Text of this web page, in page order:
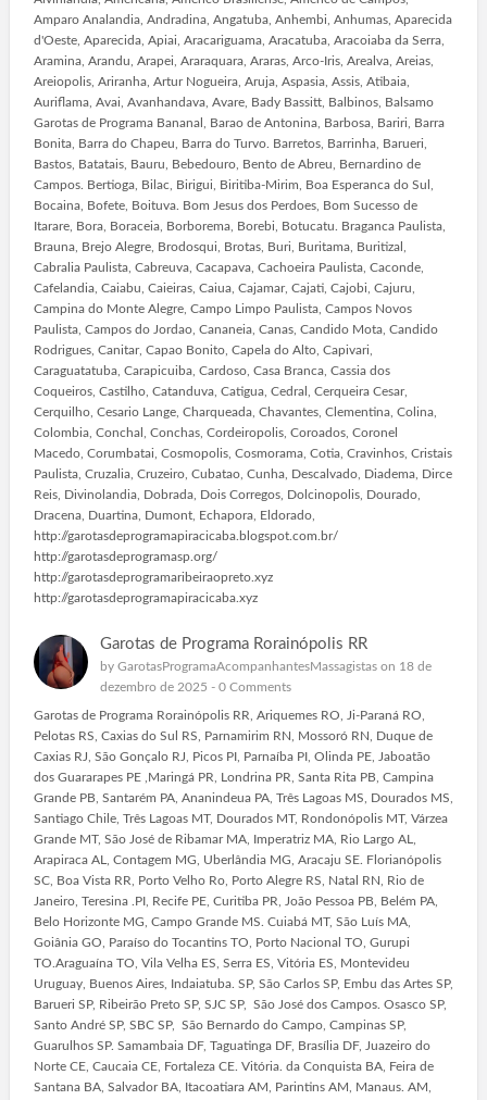
Amparo Analandia, Andradina, Angatuba, Anhembi, Anhumas, Aparecida
d'Oeste, Aparecida, Apiai, Aracariguama, Aracatuba, Aracoiaba da Serra,
Aramina, Arandu, Arapei, Araraquara, Araras, Arco-Iris, Arealva, Areias,
Areiopolis, Ariranha, Artur Nogueira, Aruja, Aspasia, Assis, Atibaia,
Auriflama, Avai, Avanhandava, Avare, Bady Bassitt, Balbinos, Balsamo
Garotas de Programa Bananal, Barao de Antonina, Barbosa, Bariri, Barra
Bonita, Barra do Chapeu, Barra do Turvo. Barretos, Barrinha, Barueri,
Bastos, Batatais, Bauru, Bebedouro, Bento de Abreu, Bernardino de
Campos. Bertioga, Bilac, Birigui, Biritiba-Mirim, Boa Esperanca do Sul,
Bocaina, Bofete, Boituva. Bom Jesus dos Perdoes, Bom Sucesso de
Itarare, Bora, Boraceia, Borborema, Borebi, Botucatu. Braganca Paulista,
Brauna, Brejo Alegre, Brodosqui, Brotas, Buri, Buritama, Buritizal,
Cabralia Paulista, Cabreuva, Cacapava, Cachoeira Paulista, Caconde,
Cafelandia, Caiabu, Caieiras, Caiua, Cajamar, Cajati, Cajobi, Cajuru,
Campina do Monte Alegre, Campo Limpo Paulista, Campos Novos
Paulista, Campos do Jordao, Cananeia, Canas, Candido Mota, Candido
Rodrigues, Canitar, Capao Bonito, Capela do Alto, Capivari,
Caraguatatuba, Carapicuiba, Cardoso, Casa Branca, Cassia dos
Coqueiros, Castilho, Catanduva, Catigua, Cedral, Cerqueira Cesar,
Cerquilho, Cesario Lange, Charqueada, Chavantes, Clementina, Colina,
Colombia, Conchal, Conchas, Cordeiropolis, Coroados, Coronel
Macedo, Corumbatai, Cosmopolis, Cosmorama, Cotia, Cravinhos, Cristais
Paulista, Cruzalia, Cruzeiro, Cubatao, Cunha, Descalvado, Diadema, Dirce
Reis, Divinolandia, Dobrada, Dois Corregos, Dolcinopolis, Dourado,
Dracena, Duartina, Dumont, Echapora, Eldorado,
http://garotasdeprogramapiracicaba.blogspot.com.br/
http://garotasdeprogramasp.org/
http://garotasdeprogramaribeiraopreto.xyz
http://garotasdeprogramapiracicaba.xyz
Garotas de Programa Rorainópolis RR
by GarotasProgramaAcompanhantesMassagistason 18 de
dezembro de 2025 - 0 Comments
Garotas de Programa Rorainópolis RR, Ariquemes RO, Ji-Paraná RO,
Pelotas RS, Caxias do Sul RS, Parnamirim RN, Mossoró RN, Duque de
Caxias RJ, São Gonçalo RJ, Picos PI, Parnaíba PI, Olinda PE, Jaboatão
dos Guararapes PE ,Maringá PR, Londrina PR, Santa Rita PB, Campina
Grande PB, Santarém PA, Ananindeua PA, Três Lagoas MS, Dourados MS,
Santiago Chile, Três Lagoas MT, Dourados MT, Rondonópolis MT, Várzea
Grande MT, São José de Ribamar MA, Imperatriz MA, Rio Largo AL,
Arapiraca AL, Contagem MG, Uberlândia MG, Aracaju SE. Florianópolis
SC, Boa Vista RR, Porto Velho Ro, Porto Alegre RS, Natal RN, Rio de
Janeiro, Teresina .PI, Recife PE, Curitiba PR, João Pessoa PB, Belém PA,
Belo Horizonte MG, Campo Grande MS. Cuiabá MT, São Luís MA,
Goiânia GO, Paraíso do Tocantins TO, Porto Nacional TO, Gurupi
TO.Araguaína TO, Vila Velha ES, Serra ES, Vitória ES, Montevideu
Uruguay, Buenos Aires, Indaiatuba. SP, São Carlos SP, Embu das Artes SP,
Barueri SP, Ribeirão Preto SP, SJC SP, São José dos Campos. Osasco SP,
Santo André SP, SBC SP, São Bernardo do Campo, Campinas SP,
Guarulhos SP. Samambaia DF, Taguatinga DF, Brasília DF, Juazeiro do
Norte CE, Caucaia CE, Fortaleza CE. Vitória. da Conquista BA, Feira de
Santana BA, Salvador BA, Itacoatiara AM, Parintins AM, Manaus. AM,